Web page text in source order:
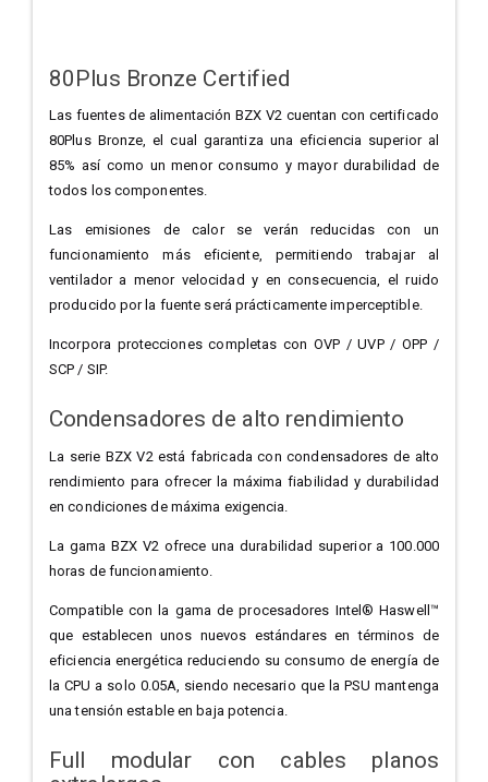
80Plus Bronze Certified
Las fuentes de alimentación BZX V2 cuentan con certificado
80Plus Bronze, el cual garantiza una eficiencia superior al
85% así como un menor consumo y mayor durabilidad de
todos los componentes.
Las emisiones de calor se verán reducidas con un
funcionamiento más eficiente, permitiendo trabajar al
ventilador a menor velocidad y en consecuencia, el ruido
producido por la fuente será prácticamente imperceptible.
Incorpora protecciones completas con OVP / UVP / OPP /
SCP / SIP.
Condensadores de alto rendimiento
La serie BZX V2 está fabricada con condensadores de alto
rendimiento para ofrecer la máxima fiabilidad y durabilidad
en condiciones de máxima exigencia.
La gama BZX V2 ofrece una durabilidad superior a 100.000
horas de funcionamiento.
Compatible con la gama de procesadores Intel® Haswell™
que establecen unos nuevos estándares en términos de
eficiencia energética reduciendo su consumo de energía de
la CPU a solo 0.05A, siendo necesario que la PSU mantenga
una tensión estable en baja potencia.
Full modular con cables planos